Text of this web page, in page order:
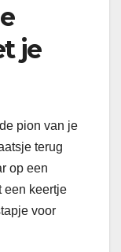
je
pion van je
terug
op een
een keertje
voor